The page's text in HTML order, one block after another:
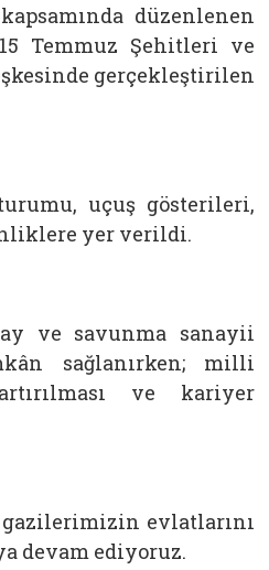
düzenlenen
Temmuz Şehitleri ve
gerçekleştirilen
uçuş gösterileri,
yer verildi.
ve savunma sanayii
sağlanırken; milli
ve kariyer
evlatlarını
devam ediyoruz.